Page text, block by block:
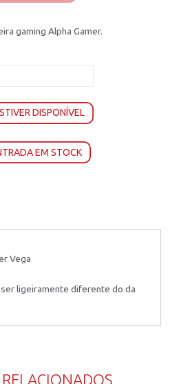
gaming Alpha Gamer.
DISPONÍVEL
EM STOCK
Vega
ligeiramente diferente do da